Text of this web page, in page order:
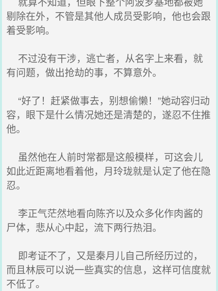
剔除在外，不管是其他人成员受影响，他也会跟
着受影响。
不过没有干涉，逃亡者，从名字上来看，就
有问题，做出抢劫的事，不算意外。
“好了！赶紧做事去，别想偷懒！”她动容归动
容，眼下是什么情况她还是清楚的，遂忍不住推
他。
虽然他在人前时常都是这般模样，可这会儿
如此近距离地看着他，月玲珑就是认定了他在隐
忍。
李正气茫然地看向陈齐以及众多化作肉酱的
尸体，悲从心中起，流下两行热泪。
即考证不了，又是秦月儿自己所经历过的，
而且林辰可以说一些真实的信息，这样可信度就
不低了。